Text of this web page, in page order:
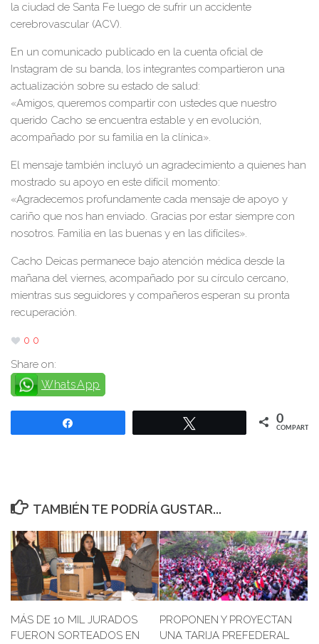
la ciudad de Santa Fe luego de sufrir un accidente
cerebrovascular (ACV).
En un comunicado publicado en la cuenta oficial de
Instagram de su banda, los integrantes compartieron una
actualización sobre su estado de salud:
«Amigos, queremos compartir con ustedes que nuestro
querido Cacho se encuentra estable y en evolución,
acompañado por su familia en la clínica».
El mensaje también incluyó un agradecimiento a quienes han
mostrado su apoyo en este difícil momento:
«Agradecemos profundamente cada mensaje de apoyo y
cariño que nos han enviado. Gracias por estar siempre con
nosotros. Familia en las buenas y en las difíciles».
Cacho Deicas permanece bajo atención médica desde la
mañana del viernes, acompañado por su círculo cercano,
mientras sus seguidores y compañeros esperan su pronta
recuperación.
0 0
Share on:
WhatsApp
0
COMPARTIR
TAMBIÉN TE PODRÍA GUSTAR...
MÁS DE 10 MIL JURADOS
FUERON SORTEADOS EN
PROPONEN Y PROYECTAN
UNA TARIJA PREFEDERAL